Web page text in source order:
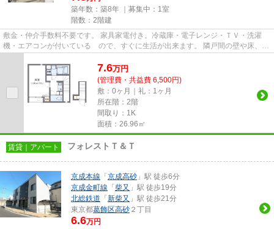
築年数：築8年 ｜募集中： 1室
階数：2階建
敷金・仲介手数料不要です。 家具家電付き。冷蔵庫・電子レンジ・ＴＶ・洗濯
機・エアコンが付いている ので、すぐに生活が出来ます。 隣戸間の壁や床、配
7.6万円
(管理費・共益費 6,500円)
敷：0ヶ月｜礼：1ヶ月
所在階：2階
間取り：1K
面積：26.96㎡
賃貸｜アパート フォレストＴ＆Ｔ
京成本線 「 京成高砂 」駅 徒歩6分
京成金町線 「 柴又 」駅 徒歩19分
北総鉄道 「 新柴又 」駅 徒歩21分
東京都葛飾区高砂 ２丁目
6.6万円